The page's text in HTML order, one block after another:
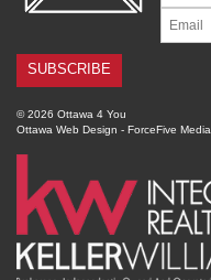
© 2026 Ottawa 4 You
Ottawa Web Design - ForceFive Media